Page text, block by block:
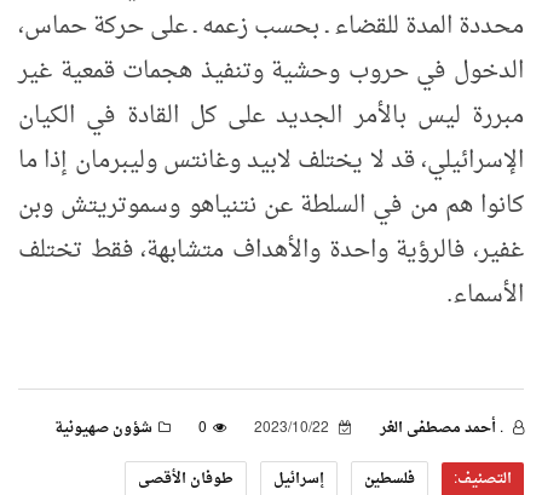
محددة المدة للقضاء ـ بحسب زعمه ـ على حركة حماس،
الدخول في حروب وحشية وتنفيذ هجمات قمعية غير
مبررة ليس بالأمر الجديد على كل القادة في الكيان
الإسرائيلي، قد لا يختلف لابيد وغانتس وليبرمان إذا ما
كانوا هم من في السلطة عن نتنياهو وسموتريتش وبن
غفير، فالرؤية واحدة والأهداف متشابهة، فقط تختلف
الأسماء.
. أحمد مصطفى الغر 0
شؤون صهيونية
التصنيف:
فلسطين إسرائيل طوفان الأقصى